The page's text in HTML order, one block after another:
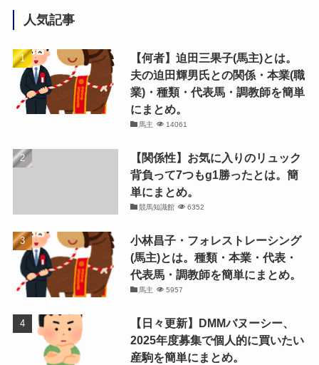
人気記事
【何者】迫田三果子(馬主)とは。
夫の迫田輝男氏との関係・本業(職
業)・種類・代表馬・調教師を簡単
にまとめ。
馬主 14061
【関係性】お気に入りのリュック
背負って7つもg1勝ったとは。簡
単にまとめ。
競馬知識館 6352
小林昌子・フォレストレーシング
(馬主)とは。種類・本業・代表・
代表馬・調教師を簡単にまとめ。
馬主 5957
【日々更新】DMMバヌーシー、
2025年度募集で個人的に買いたい
産駒を簡単にまとめ。